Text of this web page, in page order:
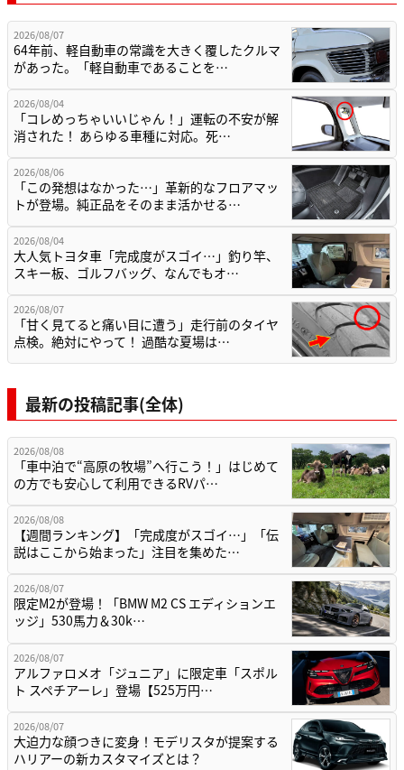
2026/08/07
64年前、軽自動車の常識を大きく覆したクルマ
があった。「軽自動車であることを…
2026/08/04
「コレめっちゃいいじゃん！」運転の不安が解
消された！ あらゆる車種に対応。死…
2026/08/06
「この発想はなかった…」革新的なフロアマッ
トが登場。純正品をそのまま活かせる…
2026/08/04
大人気トヨタ車「完成度がスゴイ…」釣り竿、
スキー板、ゴルフバッグ、なんでもオ…
2026/08/07
「甘く見てると痛い目に遭う」走行前のタイヤ
点検。絶対にやって！ 過酷な夏場は…
最新の投稿記事(全体)
2026/08/08
「車中泊で“高原の牧場”へ行こう！」はじめて
の方でも安心して利用できるRVパ…
2026/08/08
【週間ランキング】「完成度がスゴイ…」「伝
説はここから始まった」注目を集めた…
2026/08/07
限定M2が登場！「BMW M2 CS エディションエ
ッジ」530馬力＆30k…
2026/08/07
アルファロメオ「ジュニア」に限定車「スポル
ト スペチアーレ」登場【525万円…
2026/08/07
大迫力な顔つきに変身！モデリスタが提案する
ハリアーの新カスタマイズとは？